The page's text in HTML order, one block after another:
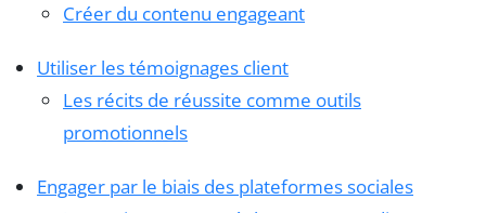
Créer du contenu engageant
Utiliser les témoignages client
Les récits de réussite comme outils
promotionnels
Engager par le biais des plateformes sociales